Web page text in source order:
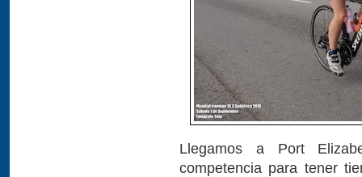
Llegamos a Port
competencia para tener